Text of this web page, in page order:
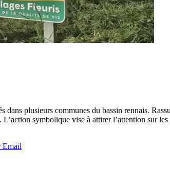
dans plusieurs communes du bassin rennais.
symbolique vise à attirer l’attention sur
Email